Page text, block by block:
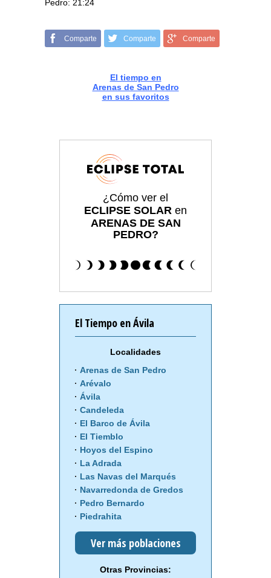
Pedro: 21:24
Comparte Comparte Comparte
El tiempo en
Arenas de San Pedro
en sus favoritos
¿Cómo ver el
ECLIPSE SOLAR en
ARENAS DE SAN
PEDRO?
El Tiempo en Ávila
Localidades
Arenas de San Pedro
Arévalo
Ávila
Candeleda
El Barco de Ávila
El Tiemblo
Hoyos del Espino
La Adrada
Las Navas del Marqués
Navarredonda de Gredos
Pedro Bernardo
Piedrahita
Ver más poblaciones
Otras Provincias: